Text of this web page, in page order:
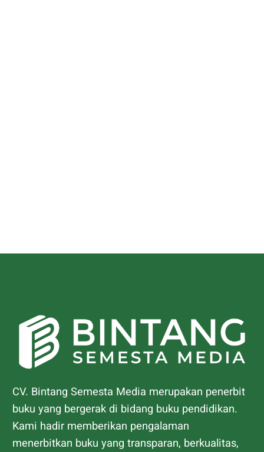
CV. Bintang Semesta Media merupakan penerbit
buku yang bergerak di bidang buku pendidikan.
Kami hadir memberikan pengalaman
menerbitkan buku yang transparan, berkualitas,